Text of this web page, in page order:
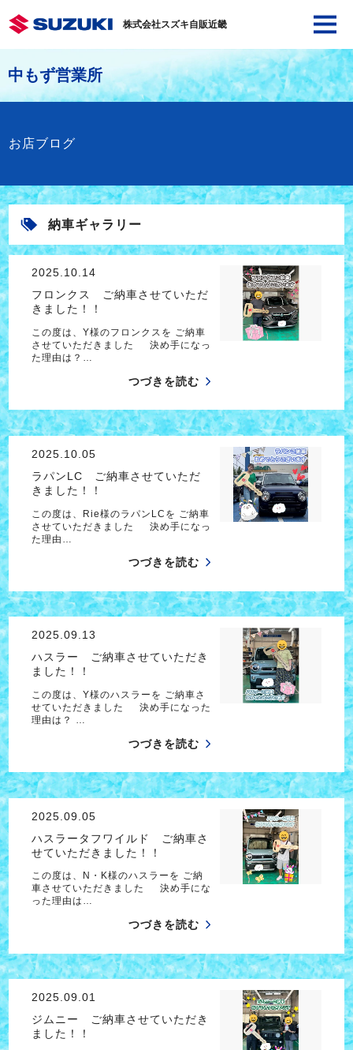
株式会社スズキ自販近畿
中もず営業所
お店ブログ
納車ギャラリー
2025.10.14
フロンクス ご納車させていただ
きました！！
この度は、Y様のフロンクスを ご納車
させていただきました 決め手になっ
た理由は？…
つづきを読む
2025.10.05
ラパンLC ご納車させていただ
きました！！
この度は、Rie様のラパンLCを ご納車
させていただきました 決め手になっ
た理由…
つづきを読む
2025.09.13
ハスラー ご納車させていただき
ました！！
この度は、Y様のハスラーを ご納車さ
せていただきました 決め手になった
理由は？ …
つづきを読む
2025.09.05
ハスラータフワイルド ご納車さ
せていただきました！！
この度は、N・K様のハスラーを ご納
車させていただきました 決め手にな
った理由は…
つづきを読む
2025.09.01
ジムニー ご納車させていただき
ました！！